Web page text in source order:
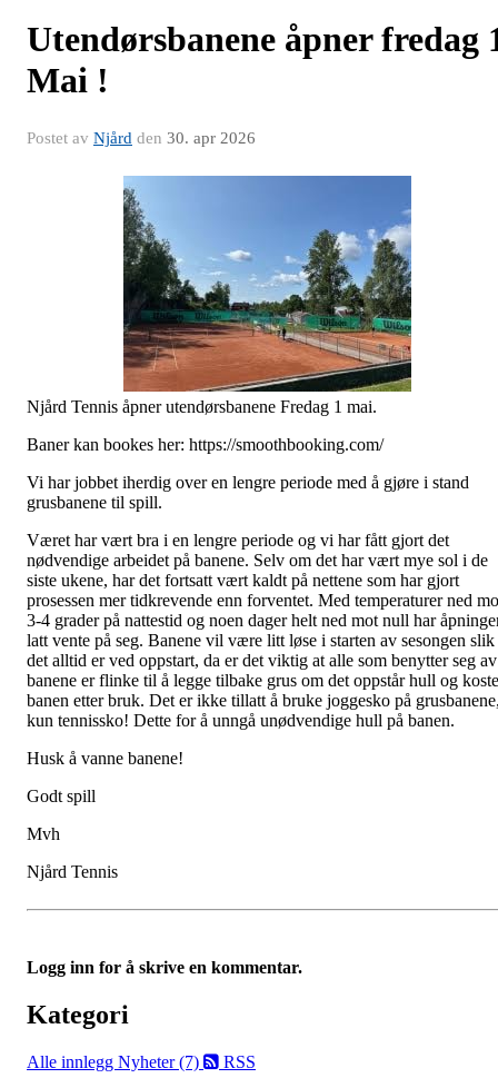
Utendørsbanene åpner fredag
Mai !
Postet av Njård den 30. apr 2026
Njård Tennis åpner utendørsbanene Fredag 1 mai.
Baner kan bookes her: https://smoothbooking.com/
Vi har jobbet iherdig over en lengre periode med å gjøre i stand
grusbanene til spill.
Været har vært bra i en lengre periode og vi har fått gjort det
nødvendige arbeidet på banene. Selv om det har vært mye sol i de
siste ukene, har det fortsatt vært kaldt på nettene som har gjort
prosessen mer tidkrevende enn forventet. Med temperaturer ned
3-4 grader på nattestid og noen dager helt ned mot null har
latt vente på seg. Banene vil være litt løse i starten av sesongen slik
det alltid er ved oppstart, da er det viktig at alle som benytter seg av
banene er flinke til å legge tilbake grus om det oppstår hull og
banen etter bruk. Det er ikke tillatt å bruke joggesko på
kun tennissko! Dette for å unngå unødvendige hull på banen.
Husk å vanne banene!
Godt spill
Mvh
Njård Tennis
Logg inn for å skrive en kommentar.
Kategori
Alle innlegg Nyheter (7) RSS